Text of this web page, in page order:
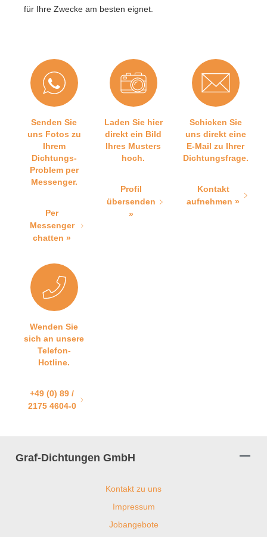
für Ihre Zwecke am besten eignet.
Senden Sie
uns Fotos zu
Ihrem
Dichtungs-
Problem per
Messenger.
Per
Messenger
chatten »
Laden Sie hier
direkt ein Bild
Ihres Musters
hoch.
Profil
übersenden
»
Schicken Sie
uns direkt eine
E-Mail zu Ihrer
Dichtungsfrage.
Kontakt
aufnehmen »
Wenden Sie
sich an unsere
Telefon-
Hotline.
+49 (0) 89 /
2175 4604-0
Graf-Dichtungen GmbH
Kontakt zu uns
Impressum
Jobangebote